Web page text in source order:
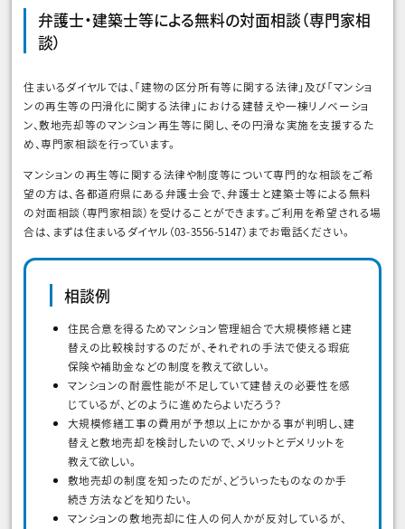
弁護士・建築士等による無料の対面相談（専門家相
談）
住まいるダイヤルでは、「建物の区分所有等に関する法律」及び「マンショ
ンの再生等の円滑化に関する法律」における建替えや一棟リノベーショ
ン、敷地売却等のマンション再生等に関し、その円滑な実施を支援するた
め、専門家相談を行っています。
マンションの再生等に関する法律や制度等について専門的な相談をご希
望の方は、各都道府県にある弁護士会で、弁護士と建築士等による無料
の対面相談（専門家相談）を受けることができます。ご利用を希望される場
合は、まずは住まいるダイヤル（03-3556-5147）までお電話ください。
相談例
住民合意を得るためマンション管理組合で大規模修繕と建
替えの比較検討するのだが、それぞれの手法で使える瑕疵
保険や補助金などの制度を教えて欲しい。
マンションの耐震性能が不足していて建替えの必要性を感
じているが、どのように進めたらよいだろう？
大規模修繕工事の費用が予想以上にかかる事が判明し、建
替えと敷地売却を検討したいので、メリットとデメリットを
教えて欲しい。
敷地売却の制度を知ったのだが、どういったものなのか手
続き方法などを知りたい。
マンションの敷地売却に住人の何人かが反対しているが、